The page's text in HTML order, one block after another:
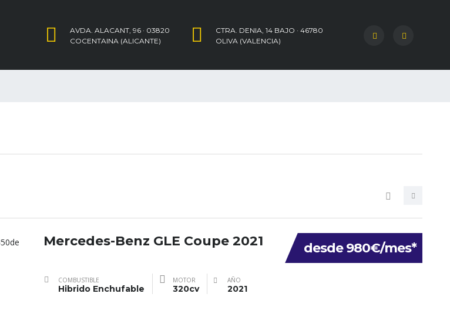
CTRA. DENIA, 14 BAJO · 46780
OLIVA (VALENCIA)
AVDA. ALACANT, 96 · 03820
COCENTAINA (ALICANTE)
desde 980€/mes*
Mercedes-Benz GLE Coupe 2021
COMBUSTIBLE
Hibrido Enchufable
MOTOR
320cv
AÑO
2021